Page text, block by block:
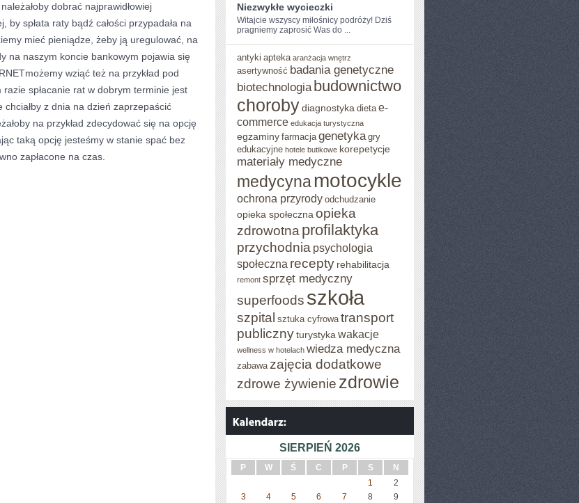
CHCĄ
WYBITNIE
RYZYKOWAĆ
dobrać najprawidłowiej
spłata raty bądź całości przypadała na
mieć pieniądze, żeby ją uregulować, na
na naszym koncie bankowym pojawia się
wziąć też na przykład pod
spłacanie rat w dobrym terminie jest
z dnia na dzień zaprzepaścić
na przykład zdecydować się na opcję
taką opcję jesteśmy w stanie spać bez
zapłacone na czas.
Niezwykłe wycieczki
Witajcie wszyscy miłośnicy podróży! Dziś​
pragniemy zaprosić Was do ...
antyki apteka aranżacja wnętrz
asertywność badania genetyczne
biotechnologia budownictwo
chorobydiagnostyka dieta e-
commerce edukacja turystyczna
egzaminy farmacja genetyka gry
edukacyjne hotele butikowe korepetycje
materiały medyczne
medycynamotocykle
ochrona przyrody odchudzanie
opieka społeczna opieka
zdrowotna profilaktyka
przychodnia psychologia
społeczna recepty rehabilitacja
remont sprzęt medyczny
superfoods szkoła
szpital sztuka cyfrowa transport
publicznyturystyka wakacje
wellness w hotelach wiedza medyczna
zabawa zajęcia dodatkowe
zdrowe żywienie zdrowie
SIERPIEŃ 2026
P W Ś C P S
N
1
2
3
4 5 6 7 8
9